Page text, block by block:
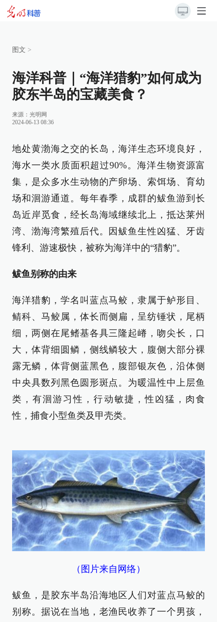
图文 >
海洋科普｜“海洋猎豹”如何成为
胶东半岛的宝藏美食？
来源： 光明网
2024-06-13 08:36
地处黄渤海之交的长岛，海洋生态环境良好，
海水一类水质面积超过90%。海洋生物资源富
集，是众多水生动物的产卵场、索饵场、育幼
场和洄游通道。每年春季，成群的鲅鱼游到长
岛近岸觅食，经长岛海域继续北上，抵达莱州
湾、渤海湾繁殖后代。因鲅鱼生性凶猛、牙齿
锋利、游速极快，被称为海洋中的“猎豹”。
鲅鱼别称的由来
海洋猎豹，学名叫蓝点马鲛，隶属于鲈形目、
鲭科、马鲛属，体长而侧扁，呈纺锤状，尾柄
细，两侧在尾鳍基各具三隆起嵴，吻尖长，口
大，体背细圆鳞，侧线鳞较大，腹侧大部分裸
露无鳞，体背侧蓝黑色，腹部银灰色，沿体侧
中央具数列黑色圆形斑点。为暖温性中上层鱼
类，有洄游习性，行动敏捷，性凶猛，肉食
性，捕食小型鱼类及甲壳类。
（图片来自网络）
鲅鱼，是胶东半岛沿海地区人们对蓝点马鲛的
别称。据说在当地，老渔民收养了一个男孩，